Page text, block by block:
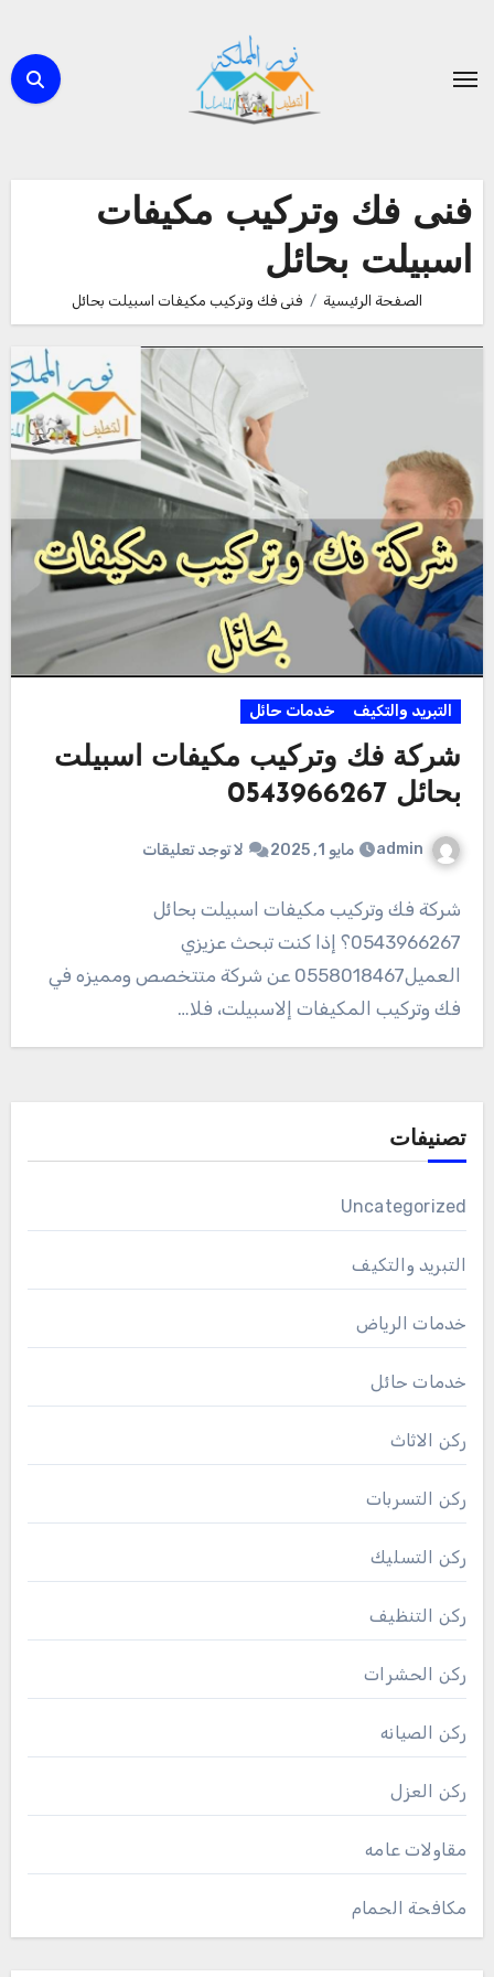
المحتوى
فنى فك وتركيب مكيفات
اسبيلت بحائل
الصفحة الرئيسية فنى فك وتركيب مكيفات اسبيلت بحائل
التبريد والتكيف خدمات حائل
شركة فك وتركيب مكيفات اسبيلت
بحائل 0543966267
admin مايو 1, 2025 لا توجد تعليقات
شركة فك وتركيب مكيفات اسبيلت بحائل
0543966267؟ إذا كنت تبحث عزيزي
العميل0558018467 عن شركة متتخصص ومميزه في
فك وتركيب المكيفات إلاسبيلت، فلا…
تصنيفات
Uncategorized
التبريد والتكيف
خدمات الرياض
خدمات حائل
ركن الاثاث
ركن التسربات
ركن التسليك
ركن التنظيف
ركن الحشرات
ركن الصيانه
ركن العزل
مقاولات عامه
مكافحة الحمام